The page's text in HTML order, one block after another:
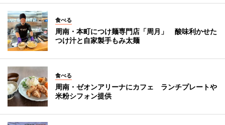
食べる
周南・本町につけ麺専門店「周月」 酸味利かせた
つけ汁と自家製手もみ太麺
食べる
周南・ゼオンアリーナにカフェ ランチプレートや
米粉シフォン提供